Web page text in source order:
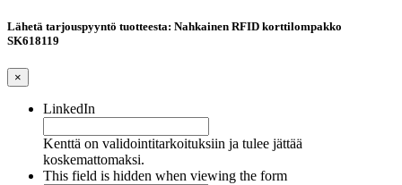
Lähetä tarjouspyyntö tuotteesta: Nahkainen RFID korttilompakko
SK618119
×
LinkedIn
Kenttä on validointitarkoituksiin ja tulee jättää
koskemattomaksi.
This field is hidden when viewing the form